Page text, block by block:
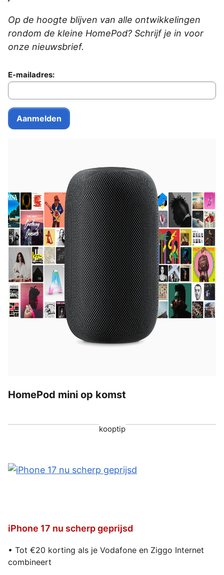
Op de hoogte blijven van alle ontwikkelingen
rondom de kleine HomePod? Schrijf je in voor
onze nieuwsbrief.
E-mailadres:
HomePod mini op komst
kooptip
iPhone 17 nu scherp geprijsd
• Tot €20 korting als je Vodafone en Ziggo Internet
combineert